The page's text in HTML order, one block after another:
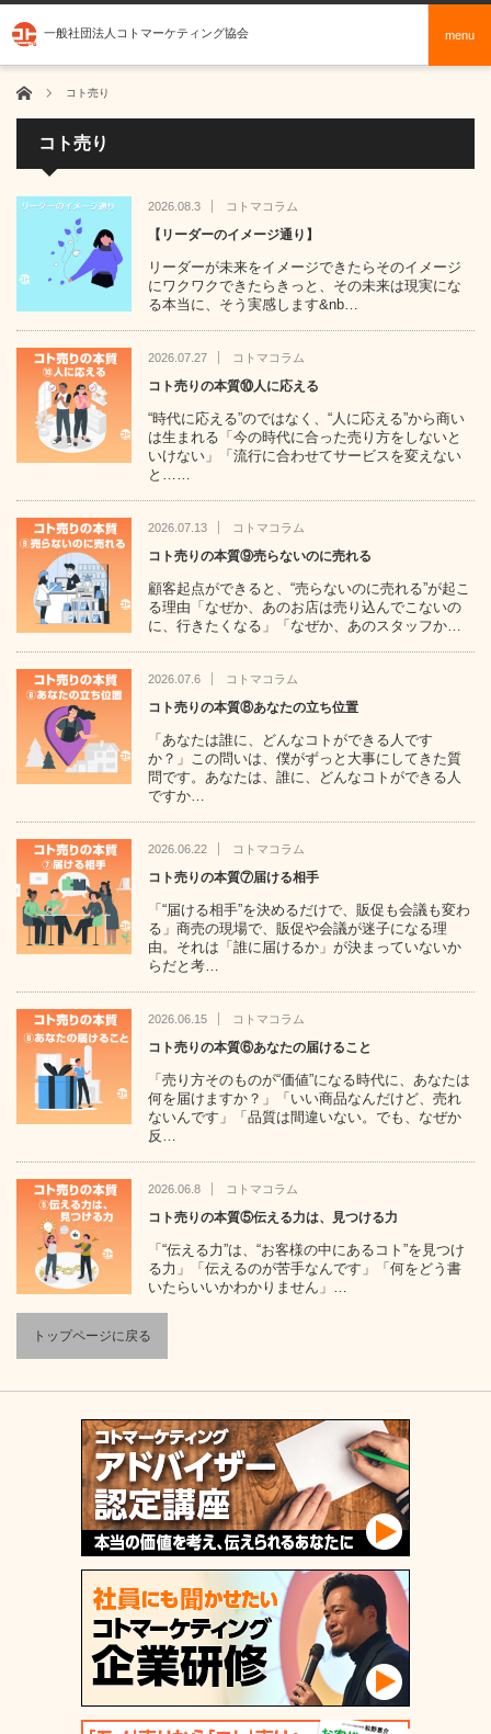
一般社団法人コトマーケティング協会 menu
ホーム コト売り
コト売り
2026.08.3 コトマコラム
【リーダーのイメージ通り】
リーダーが未来をイメージできたらそのイメージ
にワクワクできたらきっと、その未来は現実にな
る本当に、そう実感します&nb…
2026.07.27 コトマコラム
コト売りの本質⑩人に応える
“時代に応える”のではなく、“人に応える”から商い
は生まれる「今の時代に合った売り方をしないと
いけない」「流行に合わせてサービスを変えない
と……
2026.07.13 コトマコラム
コト売りの本質⑨売らないのに売れる
顧客起点ができると、“売らないのに売れる”が起こ
る理由「なぜか、あのお店は売り込んでこないの
に、行きたくなる」「なぜか、あのスタッフか…
2026.07.6 コトマコラム
コト売りの本質⑧あなたの立ち位置
「あなたは誰に、どんなコトができる人です
か？」この問いは、僕がずっと大事にしてきた質
問です。あなたは、誰に、どんなコトができる人
ですか…
2026.06.22 コトマコラム
コト売りの本質⑦届ける相手
「“届ける相手”を決めるだけで、販促も会議も変わ
る」商売の現場で、販促や会議が迷子になる理
由。それは「誰に届けるか」が決まっていないか
らだと考…
2026.06.15 コトマコラム
コト売りの本質⑥あなたの届けること
「売り方そのものが“価値”になる時代に、あなたは
何を届けますか？」「いい商品なんだけど、売れ
ないんです」「品質は間違いない。でも、なぜか
反…
2026.06.8 コトマコラム
コト売りの本質⑤伝える力は、見つける力
「“伝える力”は、“お客様の中にあるコト”を見つけ
る力」「伝えるのが苦手なんです」「何をどう書
いたらいいかわかりません」…
トップページに戻る